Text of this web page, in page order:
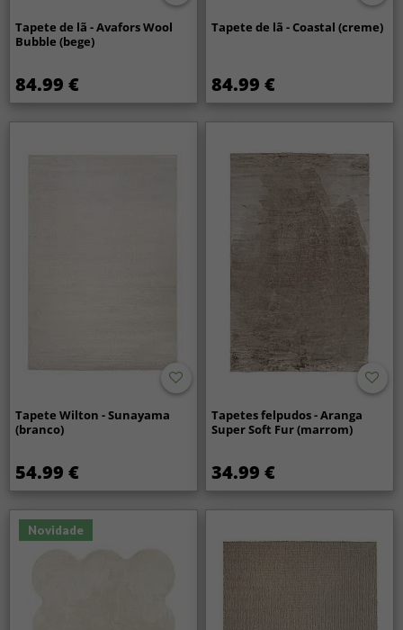
Tapete de lã - Avafors Wool
Bubble (bege)
84.99 €
Tapete de lã - Coastal (creme)
84.99 €
Tapete Wilton - Sunayama
(branco)
54.99 €
Tapetes felpudos - Aranga
Super Soft Fur (marrom)
34.99 €
Novidade